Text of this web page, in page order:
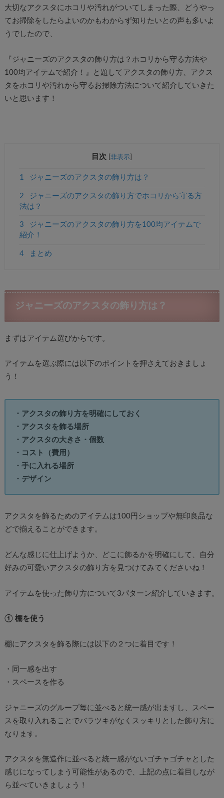
大切なアクスタにホコリや汚れがついてしまった際、どうやっ
てお掃除をしたらよいのかもわからず知りたいとの声も多いよ
うでしたので、
『ジャニーズのアクスタの飾り方は？ホコリから守る方法や
100均アイテムで紹介！』と題してアクスタの飾り方、アクス
タをホコリや汚れから守るお掃除方法について紹介していきた
いと思います！
目次 [非表示
1 ジャニーズのアクスタの飾り方は？
2
ジャニーズのアクスタの飾り方でホコリから守る方
法は？
3
ジャニーズのアクスタの飾り方を100均アイテムで
紹介！
4 まとめ
ジャニーズのアクスタの飾り方は？
まずはアイテム選びからです。
アイテムを選ぶ際には以下のポイントを押さえておきましょ
う！
・アクスタの飾り方を明確にしておく
・アクスタを飾る場所
・アクスタの大きさ・個数
・コスト（費用）
・手に入れる場所
・デザイン
アクスタを飾るためのアイテムは100円ショップや無印良品な
どで揃えることができます。
どんな感じに仕上げようか、どこに飾るかを明確にして、自分
好みの可愛いアクスタの飾り方を見つけてみてくださいね！
アイテムを使った飾り方について3パターン紹介していきます。
① 棚を使う
棚にアクスタを飾る際には以下の２つに着目です！
・同一感を出す
・スペースを作る
ジャニーズのグループ毎に並べると統一感が出ますし、スペー
スを取り入れることでバラツキがなくスッキリとした飾り方に
なります。
アクスタを無造作に並べると統一感がないゴチャゴチャとした
感じになってしまう可能性があるので、上記の点に着目しなが
ら並べていきましょう！